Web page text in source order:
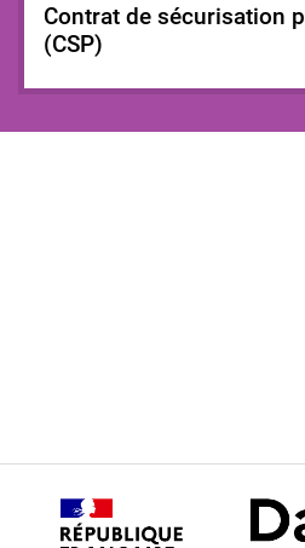
Contrat de sécurisation
(CSP)
Synthèse